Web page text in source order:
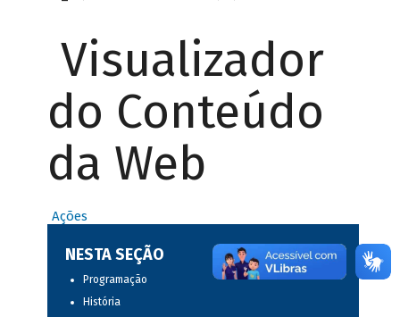
Visualizador
do Conteúdo
da Web
Ações
NESTA SEÇÃO
Programação
História